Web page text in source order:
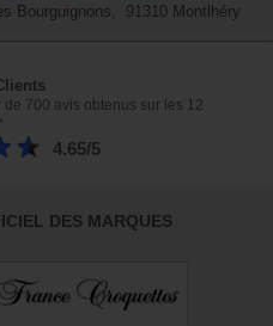
Bourguignons, 91310 Montlhéry
de 700 avis obtenus sur les 12
4.65/5
DES MARQUES